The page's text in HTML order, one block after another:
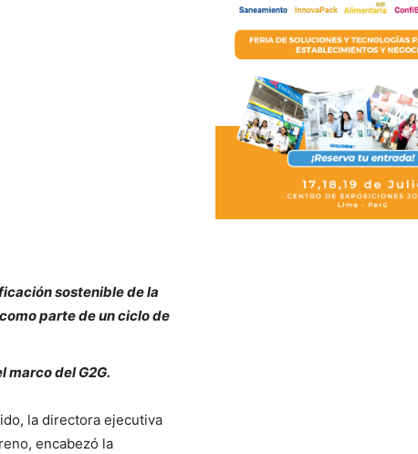
sostenible de la
parte de un ciclo de
marco del G2G.
la directora ejecutiva
encabezó la